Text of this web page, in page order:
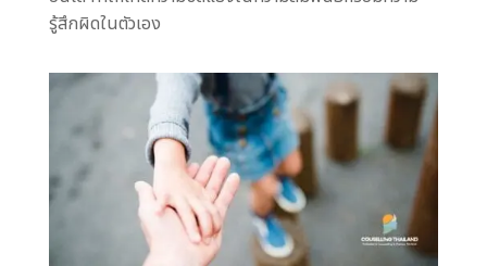
รู้สึกผิดในตัวเอง